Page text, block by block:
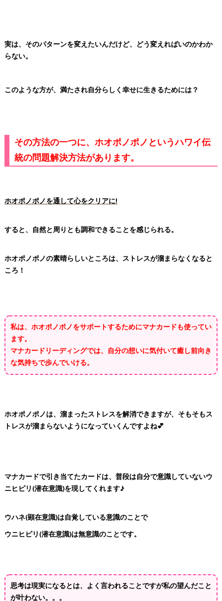
実は、そのパターンを変えたいんだけど、どう変えればいのかわか
らない。
このような方が、 満たされ自分らしく幸せに生きるためには？
その方法の一つに、ホオポノポノというハワイ伝
統の問題解決方法があります。
ホオポノポノを通して心をクリアに!
すると、自然と周りとも調和できることを感じられる。
ホオポノポノの素晴らしいところは、ストレスが溜まらなくなると
ころ！
私は、ホオポノポノをサポートするためにマナカードも使ってい
ます。
マナカードリーディングでは、自分の想いに気付いて癒し前向き
な気持ちで歩んでいける。
ホオポノポノは、溜まったストレスを解消できますが、 そもそもス
トレスが溜まらないようになっていくんですよね💕
マナカードで引き当てたカードは、普段は自分で意識していないウ
ニヒピリ(潜在意識)を現してくれます♪
ウハネ(顕在意識)は自覚している意識のことで
ウニヒピリ(潜在意識)は無意識のことです。
思考は現実になるとは、 よく言われることですが私の望んだこと
が叶わない。。。